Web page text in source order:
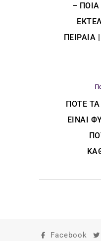
–
ΠΌΤΕ
ΕΊΝΑΙ
Facebook